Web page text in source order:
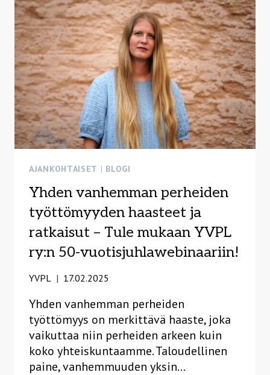
AJANKOHTAISET | BLOGI
Yhden vanhemman perheiden
työttömyyden haasteet ja
ratkaisut – Tule mukaan YVPL
ry:n 50-vuotisjuhlawebinaariin!
YVPL 17.02.2025
Yhden vanhemman perheiden
työttömyys on merkittävä haaste, joka
vaikuttaa niin perheiden arkeen kuin
koko yhteiskuntaamme. Taloudellinen
paine, vanhemmuuden yksin…